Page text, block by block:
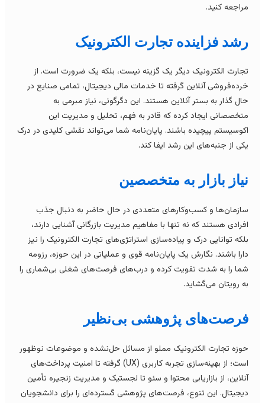
کنید.
فزاینده تجارت الکترونیک
الکترونیک دیگر یک گزینه نیست، بلکه یک ضرورت است. از
آنلاین گرفته تا خدمات مالی دیجیتال، تمامی صنایع در
گذار به بستر آنلاین هستند. این دگرگونی، نیاز مبرمی به
ایجاد کرده که قادر به فهم، تحلیل و مدیریت این
پیچیده باشند. پایان‌نامه شما می‌تواند نقشی کلیدی در درک
از جنبه‌های این رشد ایفا کند.
بازار به متخصصین
و کسب‌وکارهای متعددی در حال حاضر به دنبال جذب
هستند که نه تنها با مفاهیم مدیریت بازرگانی آشنایی دارند،
توانایی درک و پیاده‌سازی استراتژی‌های تجارت الکترونیک را نیز
باشند. نگارش یک پایان‌نامه قوی و عملیاتی در این حوزه، رزومه
را به شدت تقویت کرده و درب‌های فرصت‌های شغلی بی‌شماری را
رویتان می‌گشاید.
پژوهشی بی‌نظیر
تجارت الکترونیک مملو از مسائل حل‌نشده و موضوعات نوظهور
است؛ از بهینه‌سازی تجربه کاربری (UX) گرفته تا امنیت پرداخت‌های
از بازاریابی محتوا و سئو تا لجستیک و مدیریت زنجیره تأمین
این تنوع، فرصت‌های پژوهشی گسترده‌ای را برای دانشجویان